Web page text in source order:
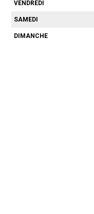
VENDREDI
SAMEDI
DIMANCHE